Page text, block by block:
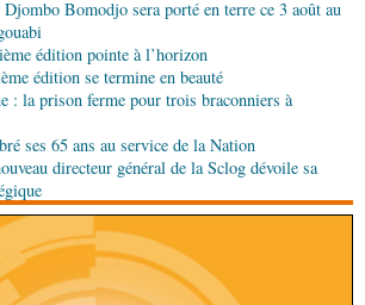
00:45
d’orientation budgétaire: le
présente sa politique économique et
2029 au Parlement
00:30
et développement local :
unies réitèrent leur soutien au Congo
Bomodjo sera porté en terre ce 3 août au
édition pointe à l’horizon
édition se termine en beauté
: la prison ferme pour trois braconniers à
ses 65 ans au service de la Nation
directeur général de la Sclog dévoile sa